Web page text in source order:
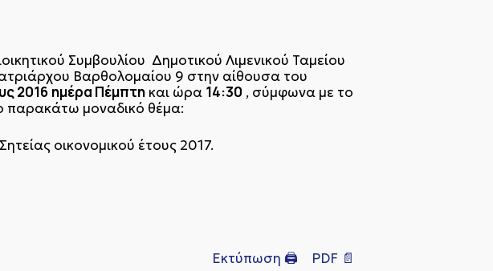
Συμβουλίου Δημοτικού Λιμενικού Ταμείου
Βαρθολομαίου 9 στην αίθουσα του
2016 ημέρα Πέμπτη και ώρα 14:30 , σύμφωνα με το
μοναδικό θέμα:
οικονομικού έτους 2017.
Εκτύπωση 🖨 PDF 📄